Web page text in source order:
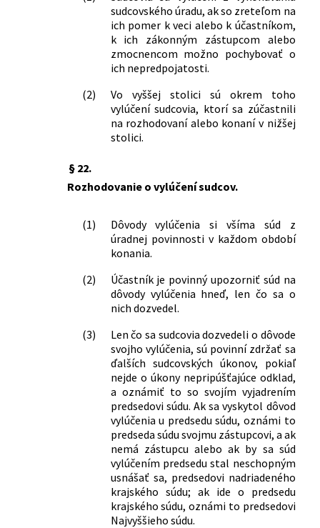
sudcovského úradu, ak so zreteľom na
ich pomer k veci alebo k účastníkom,
k ich zákonným zástupcom alebo
zmocnencom možno pochybovať o
ich nepredpojatosti.
(2)
Vo vyššej stolici sú okrem toho
vylúčení sudcovia, ktorí sa zúčastnili
na rozhodovaní alebo konaní v nižšej
stolici.
§ 22.
Rozhodovanie o vylúčení sudcov.
(1)
Dôvody vylúčenia si všíma súd z
úradnej povinnosti v každom období
konania.
(2)
Účastník je povinný upozorniť súd na
dôvody vylúčenia hneď, len čo sa o
nich dozvedel.
(3)
Len čo sa sudcovia dozvedeli o dôvode
svojho vylúčenia, sú povinní zdržať sa
ďalších sudcovských úkonov, pokiaľ
nejde o úkony nepripúšťajúce odklad,
a oznámiť to so svojím vyjadrením
predsedovi súdu. Ak sa vyskytol dôvod
vylúčenia u predsedu súdu, oznámi to
predseda súdu svojmu zástupcovi, a ak
nemá zástupcu alebo ak by sa súd
vylúčením predsedu stal neschopným
usnášať sa, predsedovi nadriadeného
krajského súdu; ak ide o predsedu
krajského súdu, oznámi to predsedovi
Najvyššieho súdu.